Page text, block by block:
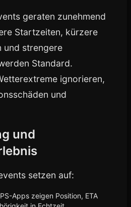
geraten zunehmend
Startzeiten, kürzere
und strengere
Standard.
ignorieren,
und
und
setzen auf:
Apps zeigen Position, ETA